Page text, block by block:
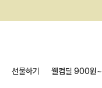
선물하기 웰컴딜 900원~